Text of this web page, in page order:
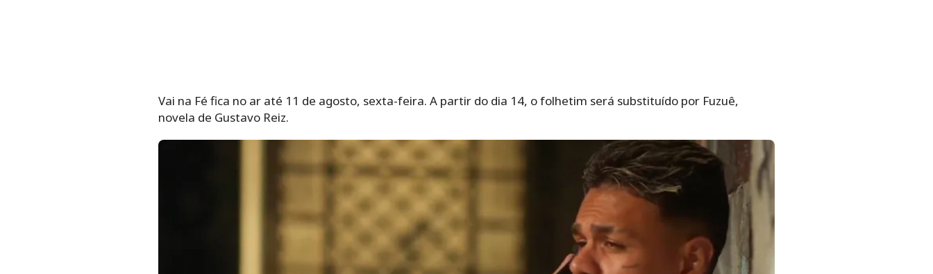
Vai na Fé fica no ar até 11 de agosto, sexta-feira. A partir do dia 14, o folhetim será substituído por Fuzuê,
novela de Gustavo Reiz.